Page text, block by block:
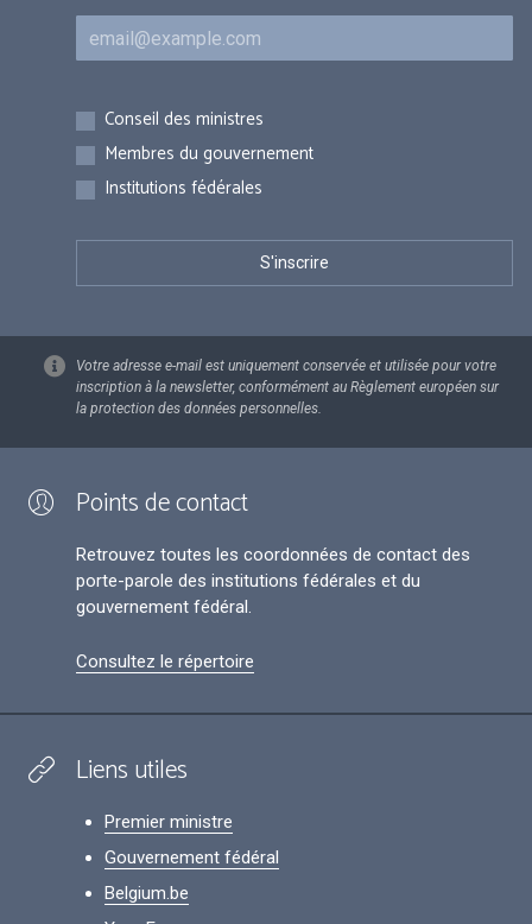
Courriel
Inscriptions
Conseil des ministres
Membres du gouvernement
Institutions fédérales
Votre adresse e-mail est uniquement conservée et utilisée pour votre
inscription à la newsletter, conformément au Règlement européen sur
la protection des données personnelles.
Points de contact
Retrouvez toutes les coordonnées de contact des
porte-parole des institutions fédérales et du
gouvernement fédéral.
Consultez le répertoire
Liens utiles
Premier ministre
Gouvernement fédéral
Belgium.be